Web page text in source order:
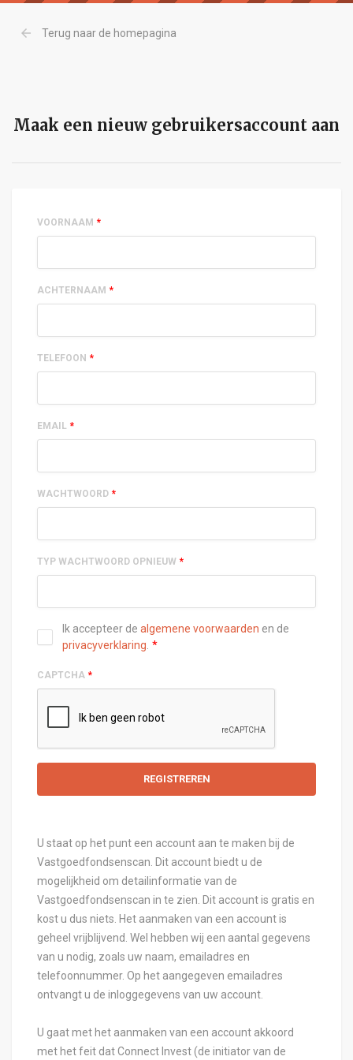
arrow_back Terug naar de homepagina
Maak een nieuw gebruikersaccount aan
VOORNAAM *
ACHTERNAAM *
TELEFOON *
EMAIL *
WACHTWOORD *
TYP WACHTWOORD OPNIEUW *
Ik accepteer de algemene voorwaarden en de
privacyverklaring *
CAPTCHA *
U staat op het punt een account aan te maken bij de
Vastgoedfondsenscan. Dit account biedt u de
mogelijkheid om detailinformatie van de
Vastgoedfondsenscan in te zien. Dit account is gratis en
kost u dus niets. Het aanmaken van een account is
geheel vrijblijvend. Wel hebben wij een aantal gegevens
van u nodig, zoals uw naam, emailadres en
telefoonnummer. Op het aangegeven emailadres
ontvangt u de inloggegevens van uw account.
U gaat met het aanmaken van een account akkoord
met het feit dat Connect Invest (de initiator van de